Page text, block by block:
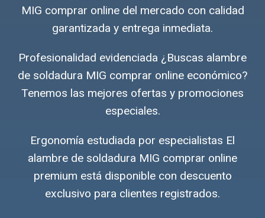
MIG comprar online del mercado con calidad
garantizada y entrega inmediata.
Profesionalidad evidenciada ¿Buscas alambre
de soldadura MIG comprar online económico?
Tenemos las mejores ofertas y promociones
especiales.
Ergonomía estudiada por especialistas El
alambre de soldadura MIG comprar online
premium está disponible con descuento
exclusivo para clientes registrados.